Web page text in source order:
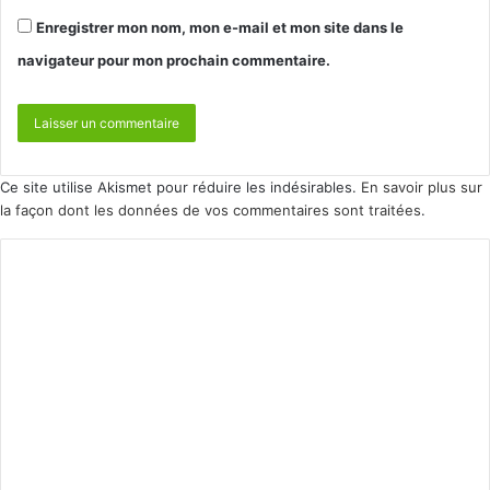
Enregistrer mon nom, mon e-mail et mon site dans le
navigateur pour mon prochain commentaire.
Ce site utilise Akismet pour réduire les indésirables. En savoir plus sur
la façon dont les données de vos commentaires sont traitées.